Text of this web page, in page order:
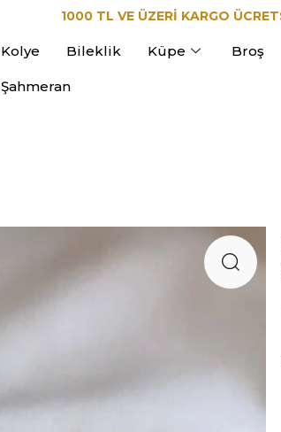
1000 TL VE ÜZERİ KARGO
Kolye Bileklik Küpe Broş
Şahmeran